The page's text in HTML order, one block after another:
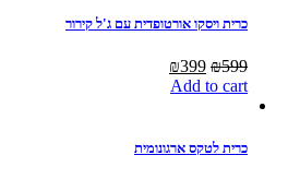
כרית ויסקו אורטופדית עם ג'ל קירור
₪599
Original
price
₪399
Add to cart
כרית לטקס ארגונומית